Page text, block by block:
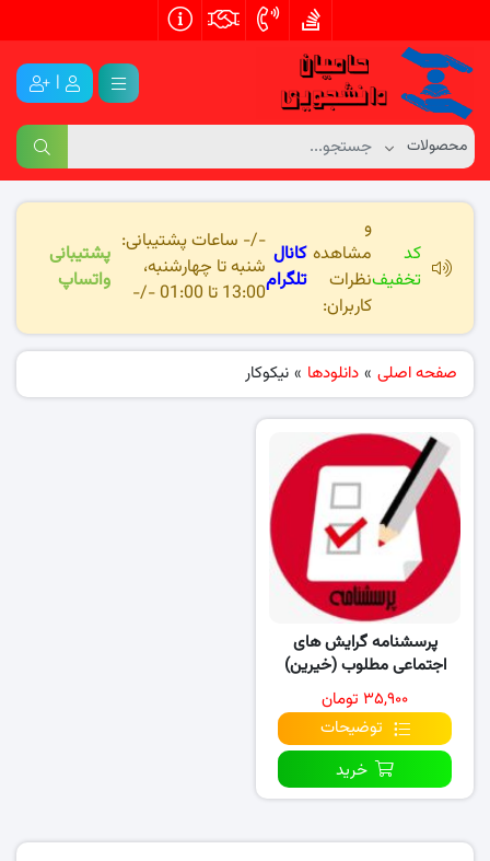
|
کد
تخفیف
و
مشاهده
نظرات
کاربران:
کانال
تلگرام
-/- ساعات پشتیبانی:
شنبه تا چهارشنبه،
13:00 تا 01:00 -/-
پشتیبانی
واتساپ
صفحه اصلی » دانلودها » نیکوکار
پرسشنامه گرایش های
اجتماعی مطلوب (خیرین)
۳۵,۹۰۰ تومان
توضیحات
خرید